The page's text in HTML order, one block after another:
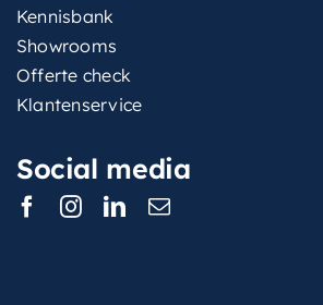
Kennisbank
Showrooms
Offerte check
Klantenservice
Social media